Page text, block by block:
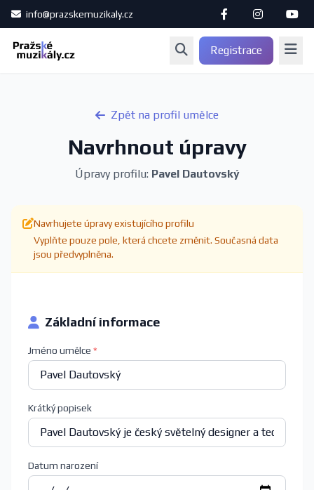
info@prazskemuzikaly.cz
Registrace
Zpět na profil umělce
Navrhnout úpravy
Úpravy profilu: Pavel Dautovský
Navrhujete úpravy existujícího profilu
Vyplňte pouze pole, která chcete změnit. Současná data
jsou předvyplněna.
Základní informace
Jméno umělce *
Krátký popisek
Datum narození